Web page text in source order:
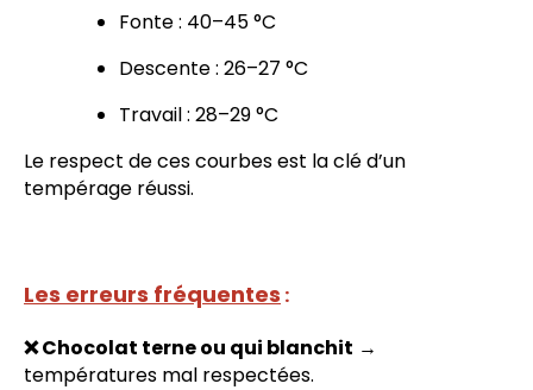
Fonte : 40–45 °C
Descente : 26–27 °C
Travail : 28–29 °C
Le respect de ces courbes est la clé d’un
tempérage réussi.
Les erreurs fréquentes :
❌ Chocolat terne ou qui blanchit →
températures mal respectées.